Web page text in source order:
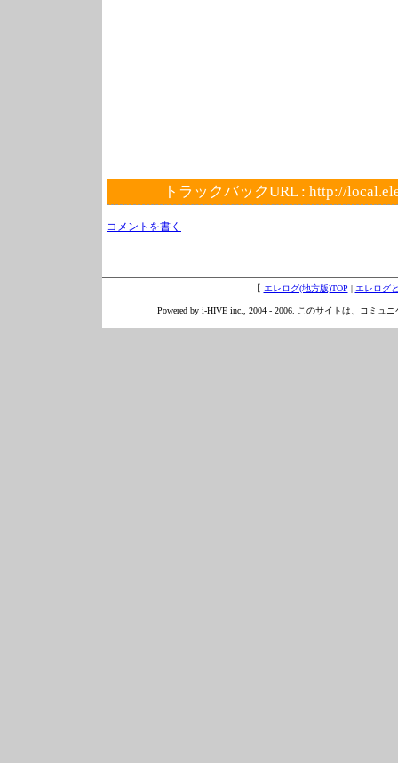
トラックバックURL : http://
コメントを書く
【 エレログ(地方版)TOP | エレログ
Powered by i-HIVE inc., 2004 - 2006. このサイトは、コミュ